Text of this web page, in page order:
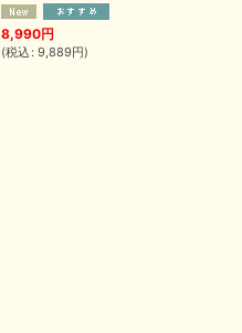
8,990円
(税込 : 9,889円)